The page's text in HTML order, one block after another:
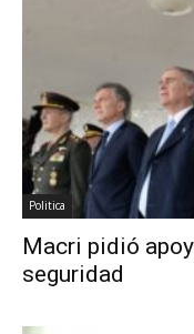
Politica
Macri pidió
seguridad